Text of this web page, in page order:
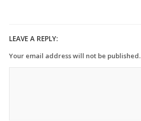
LEAVE A REPLY:
Your email address will not be published.